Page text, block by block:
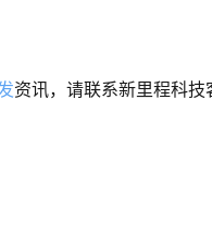
资讯，请联系新里程科技